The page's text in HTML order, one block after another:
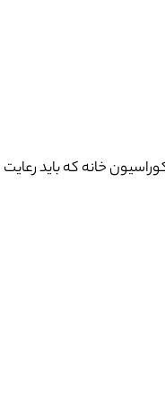
خانه که باید رعایت